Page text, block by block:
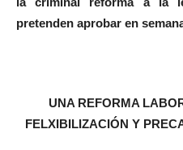
pretenden aprobar en
UNA REFORMA
FELXIBILIZACIÓN Y